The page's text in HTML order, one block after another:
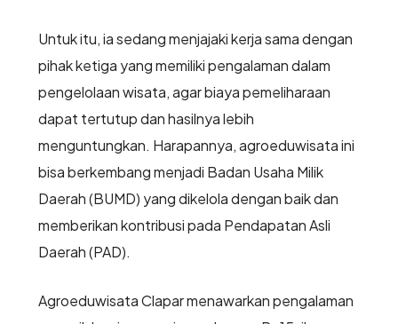
Untuk itu, ia sedang menjajaki kerja sama dengan
pihak ketiga yang memiliki pengalaman dalam
pengelolaan wisata, agar biaya pemeliharaan
dapat tertutup dan hasilnya lebih
menguntungkan. Harapannya, agroeduwisata ini
bisa berkembang menjadi Badan Usaha Milik
Daerah (BUMD) yang dikelola dengan baik dan
memberikan kontribusi pada Pendapatan Asli
Daerah (PAD).
Agroeduwisata Clapar menawarkan pengalaman